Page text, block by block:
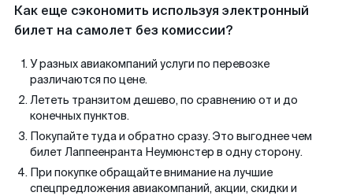
Как еще сэкономить используя электронный
билет на самолет без комиссии?
У разных авиакомпаний услуги по перевозке
различаются по цене.
Лететь транзитом дешево, по сравнению от и до
конечных пунктов.
Покупайте туда и обратно сразу. Это выгоднее чем
билет Лаппеенранта Неумюнстер в одну сторону.
При покупке обращайте внимание на лучшие
спецпредложения авиакомпаний, акции, скидки и